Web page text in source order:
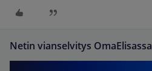
Netin vianselvitys OmaElisassa